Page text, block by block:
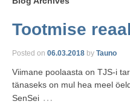
Tootmise
Posted on 06.03.2018 by Tauno
Viimane poolaasta on TJS-i
tänaseks on mul hea meel
SenSei …